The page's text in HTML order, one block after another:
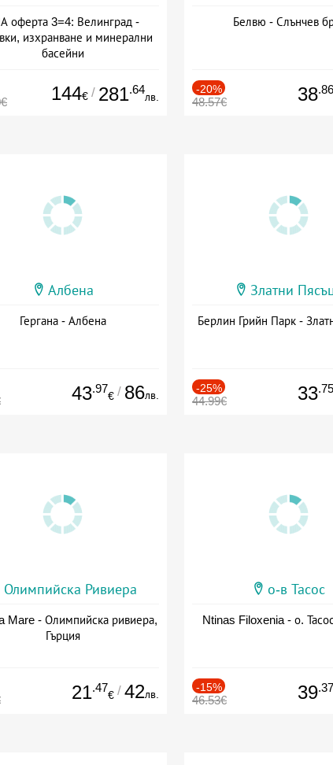
оферта 3=4: Велинград -
изхранване и минерални
басейни
144€ / 281.64
лв.
Белвю - Слънчев
-20%
48.57€ 38.86
Албена
Гергана - Албена
43.97
€ / 86лв.
Златни
Берлин Грийн Парк -
-25%
44.99€ 33.75
Олимпийска Ривиера
Mare - Олимпийска ривиера,
Гърция
21.47
€ / 42лв.
о-в Тасос
Ntinas Filoxenia - о.
-15%
46.53€ 39.37